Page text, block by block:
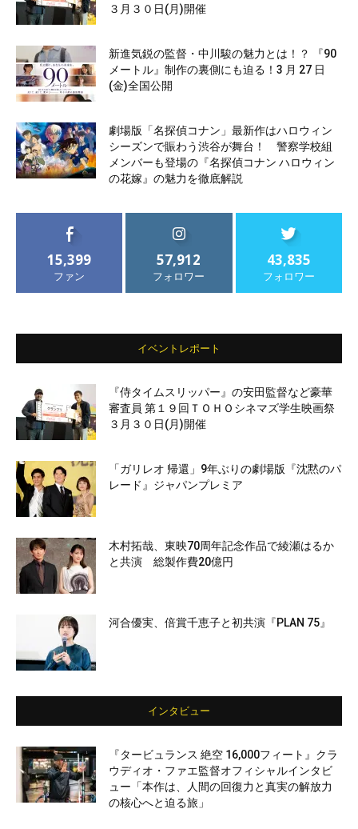
３月３０日(月)開催
新進気鋭の監督・中川駿の魅力とは！？ 『90
メートル』制作の裏側にも迫る！3 月 27 日
(金)全国公開
劇場版「名探偵コナン」最新作はハロウィン
シーズンで賑わう渋谷が舞台！ 警察学校組
メンバーも登場の『名探偵コナン ハロウィン
の花嫁』の魅力を徹底解説
15,399
ファン
57,912
フォロワー
43,835
フォロワー
イベントレポート
『侍タイムスリッパー』の安田監督など豪華
審査員 第１９回ＴＯＨＯシネマズ学生映画祭
３月３０日(月)開催
「ガリレオ 帰還」9年ぶりの劇場版『沈黙のパ
レード』ジャパンプレミア
木村拓哉、東映70周年記念作品で綾瀬はるか
と共演 総製作費20億円
河合優実、倍賞千恵子と初共演『PLAN 75』
インタビュー
『タービュランス 絶空 16,000フィート』クラ
ウディオ・ファエ監督オフィシャルインタビ
ュー「本作は、人間の回復力と真実の解放力
の核心へと迫る旅」